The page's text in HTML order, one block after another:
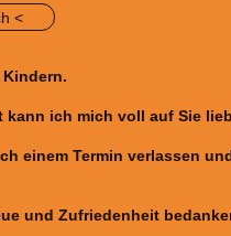
<
kann ich mich voll auf Sie
einem Termin verlassen
und Zufriedenheit